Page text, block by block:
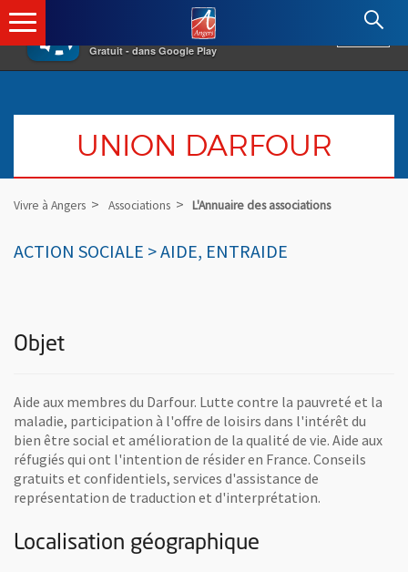
×
Gratuit - dans Google Play
Angers.fr : Retour à l'accueil
UNION DARFOUR
Vivre à Angers Associations L'Annuaire des associations
ACTION SOCIALE > AIDE, ENTRAIDE
Objet
Aide aux membres du Darfour. Lutte contre la pauvreté et la
maladie, participation à l'offre de loisirs dans l'intérêt du
bien être social et amélioration de la qualité de vie. Aide aux
réfugiés qui ont l'intention de résider en France. Conseils
gratuits et confidentiels, services d'assistance de
représentation de traduction et d'interprétation.
Localisation géographique